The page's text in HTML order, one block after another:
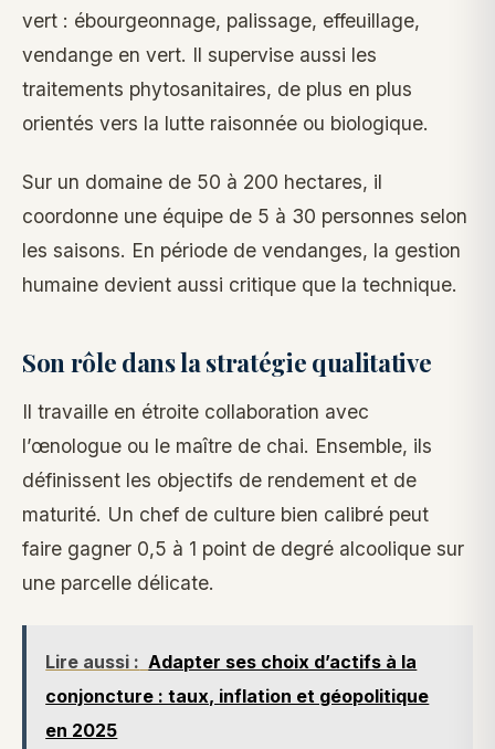
vert : ébourgeonnage, palissage, effeuillage,
vendange en vert. Il supervise aussi les
traitements phytosanitaires, de plus en plus
orientés vers la lutte raisonnée ou biologique.
Sur un domaine de 50 à 200 hectares, il
coordonne une équipe de 5 à 30 personnes selon
les saisons. En période de vendanges, la gestion
humaine devient aussi critique que la technique.
Son rôle dans la stratégie qualitative
Il travaille en étroite collaboration avec
l’œnologue ou le maître de chai. Ensemble, ils
définissent les objectifs de rendement et de
maturité. Un chef de culture bien calibré peut
faire gagner 0,5 à 1 point de degré alcoolique sur
une parcelle délicate.
Lire aussi : Adapter ses choix d’actifs à la
conjoncture : taux, inflation et géopolitique
en 2025